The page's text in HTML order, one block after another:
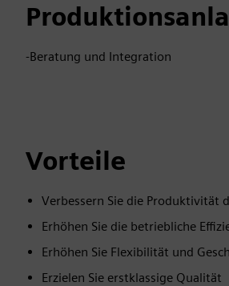
-Beratung und Integration
Vorteile
Verbessern Sie die Produktivität
Erhöhen Sie die betriebliche
Erhöhen Sie Flexibilität und
Erzielen Sie erstklassige Qualität